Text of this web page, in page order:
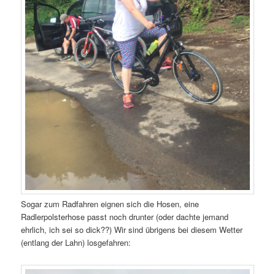
Sogar zum Radfahren eignen sich die Hosen, eine
Radlerpolsterhose passt noch drunter (oder dachte jemand
ehrlich, ich sei so dick??) Wir sind übrigens bei diesem Wetter
(entlang der Lahn) losgefahren: